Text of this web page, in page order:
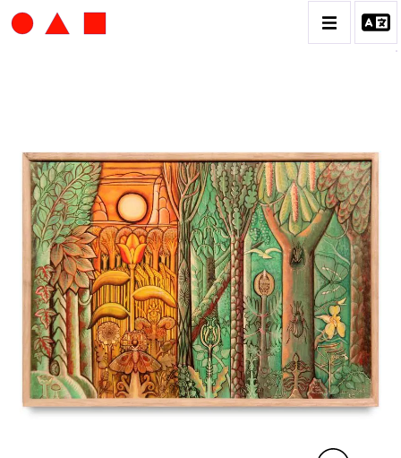
JEAN DELPECH
CATALOGUE DES OEUVRES
CONTACT